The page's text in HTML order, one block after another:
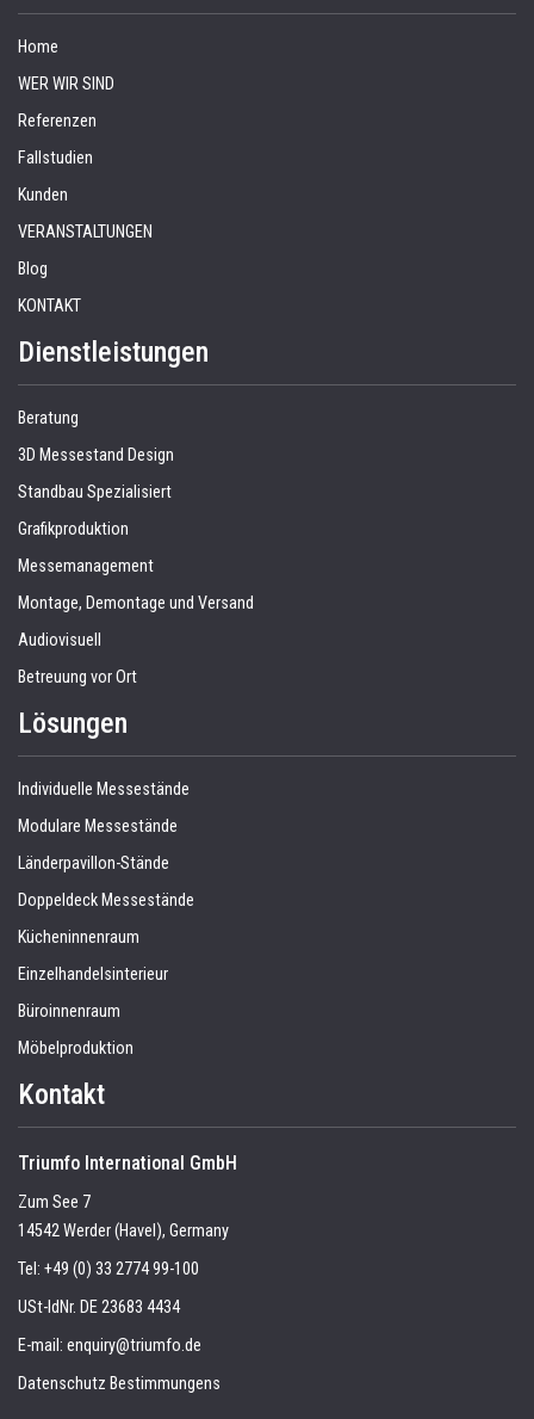
Home
WER WIR SIND
Referenzen
Fallstudien
Kunden
VERANSTALTUNGEN
Blog
KONTAKT
Dienstleistungen
Beratung
3D Messestand Design
Standbau Spezialisiert
Grafikproduktion
Messemanagement
Montage, Demontage und Versand
Audiovisuell
Betreuung vor Ort
Lösungen
Individuelle Messestände
Modulare Messestände
Länderpavillon-Stände
Doppeldeck Messestände
Kücheninnenraum
Einzelhandelsinterieur
Büroinnenraum
Möbelproduktion
Kontakt
Triumfo International GmbH
Zum See 7
14542 Werder (Havel), Germany
Tel: +49 (0) 33 2774 99-100
USt-IdNr. DE 23683 4434
E-mail: enquiry@triumfo.de
Datenschutz Bestimmungens